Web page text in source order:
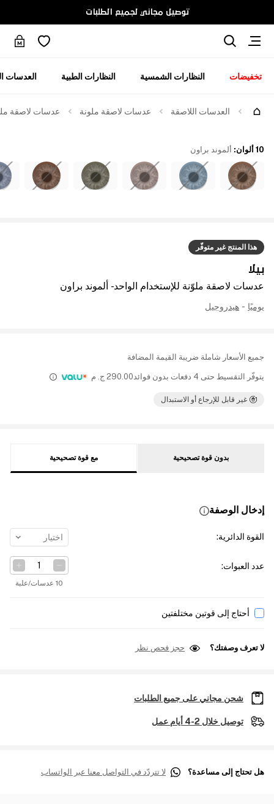
توصيل مجاني لجميع الطلبات
تخفيضات النظارات الشمسية النظارات الطبية العدسات
العدسات اللاصقة عدسات لاصقة ملونة عدسات لاصقة
هذا المنتج غير متوفّر
بيلا
عدسات لاصقة ملوّنة للإستخدام الواحد - ألموند براون
يوميًا - هيدروجيل
جميع الأسعار شاملة ضريبة القيمة المضافة
يتوفّر التقسيط حتى 4 دفعات بدون فوائد 290.00 ج. م
غير قابل للإرجاع أو الاستبدال
10 ألوان : ألموند براون
بدون قوة تصحيحية مع قوة تصحيحية
إدخال الوصفة
القوة الدائرية: اختيار
عدد العبوات:
10 عدسات/علبة
أحتاج إلى قوتين مختلفتين
لا تعرف وصفتك؟ حجز فحص نظر
شحن مجاني على جميع الطلبات
توصيل خلال 2-4 أيام عمل
هل تحتاج إلى مساعدة؟ لا تتردّد في التواصل معنا عبر الواتساب